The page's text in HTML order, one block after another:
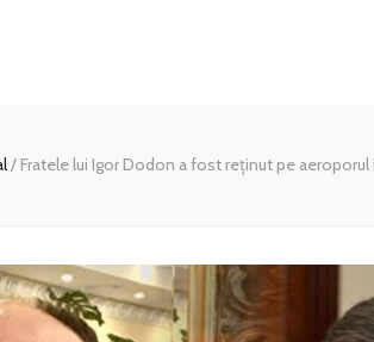
/ Fratele lui Igor Dodon a fost reținut pe